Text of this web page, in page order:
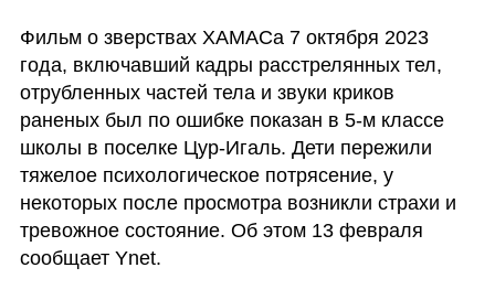
Фильм о зверствах ХАМАСа 7 октября 2023
года, включавший кадры расстрелянных тел,
отрубленных частей тела и звуки криков
раненых был по ошибке показан в 5-м классе
школы в поселке Цур-Игаль. Дети пережили
тяжелое психологическое потрясение, у
некоторых после просмотра возникли страхи и
тревожное состояние. Об этом 13 февраля
сообщает Ynet.